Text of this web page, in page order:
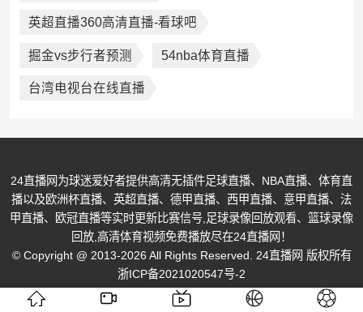
英超直播360高清直播-看球吧
掘金vs步行者预测 54nba体育直播
台湾电视台在线直播
24直播网为球迷爱好者提供高清无插件足球直播、NBA直播、体育直
播以及欧洲杯直播、英超直播、德甲直播、西甲直播、意甲直播、法
甲直播、欧冠直播等实时更新比赛信号,足球录像回放观看、篮球录像
回放,高清体育视频免费播放尽在24直播网！
© Copyright @ 2013-2026 All Rights Reserved. 24直播网 版权所有
浙ICP备2021020547号-2